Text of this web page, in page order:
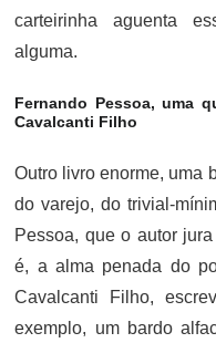
carteirinha aguenta
alguma.
Fernando Pessoa, uma
Cavalcanti Filho
Outro livro enorme, uma
do varejo, do trivial-
Pessoa, que o autor
é, a alma penada do
Cavalcanti Filho,
exemplo, um bardo